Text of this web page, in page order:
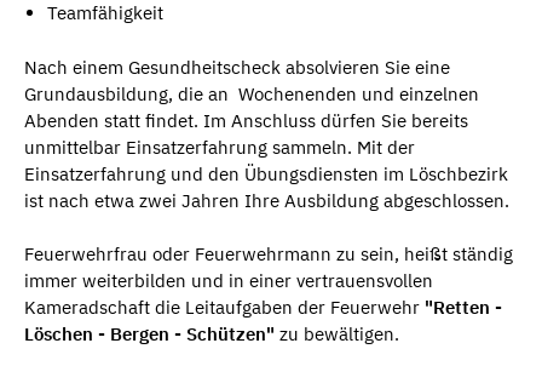
Teamfähigkeit
Nach einem Gesundheitscheck absolvieren Sie eine
Grundausbildung, die an Wochenenden und einzelnen
Abenden statt findet. Im Anschluss dürfen Sie bereits
unmittelbar Einsatzerfahrung sammeln. Mit der
Einsatzerfahrung und den Übungsdiensten im Löschbezirk
ist nach etwa zwei Jahren Ihre Ausbildung abgeschlossen.
Feuerwehrfrau oder Feuerwehrmann zu sein, heißt ständig
immer weiterbilden und in einer vertrauensvollen
Kameradschaft die Leitaufgaben der Feuerwehr "Retten -
Löschen - Bergen - Schützen" zu bewältigen.